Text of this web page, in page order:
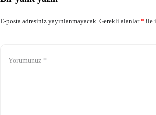
E-posta adresiniz yayınlanmayacak. Gerekli alanlar* ile